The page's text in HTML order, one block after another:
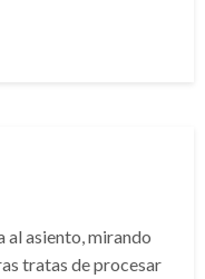
al asiento, mirando
tratas de procesar